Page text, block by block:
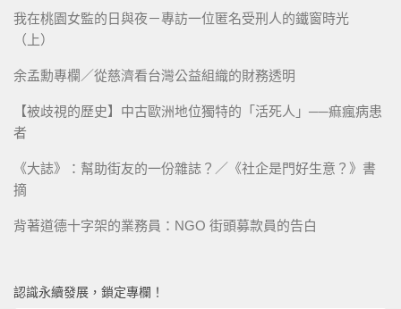
我在桃園女監的日與夜－專訪一位匿名受刑人的鐵窗時光
（上）
余孟勳專欄／從慈濟看台灣公益組織的財務透明
【被歧視的歷史】中古歐洲地位獨特的「活死人」──痲瘋病患
者
《大誌》：幫助街友的一份雜誌？／《社企是門好生意？》書
摘
背著道德十字架的業務員：NGO 街頭募款員的告白
認識永續發展，鎖定專欄！